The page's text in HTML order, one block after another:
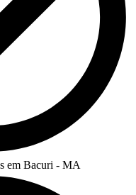
em Bacuri - MA